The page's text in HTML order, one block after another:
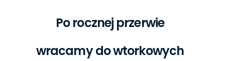
Po rocznej przerwie
wracamy do wtorkowych